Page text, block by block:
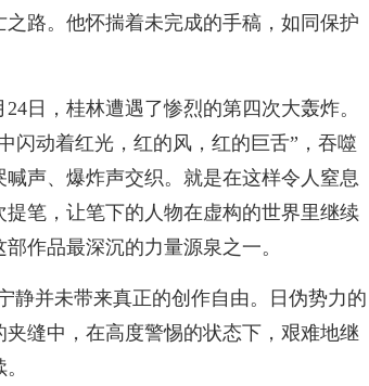
路。他怀揣着未完成的手稿，如同保护
日，桂林遭遇了惨烈的第四次大轰炸。
闪动着红光，红的风，红的巨舌”，吞噬
声、爆炸声交织。就是在这样令人窒息
笔，让笔下的人物在虚构的世界里继续
作品最深沉的力量源泉之一。
静并未带来真正的创作自由。日伪势力的
缝中，在高度警惕的状态下，艰难地继